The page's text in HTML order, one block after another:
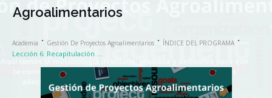
Agroalimentarios
Academia Gestión De Proyectos Agroalimentarios ÍNDICE DEL PROGRAMA
Lección 6: Recapitulación sobre la Gestión de Proyectos Agroalimentarios